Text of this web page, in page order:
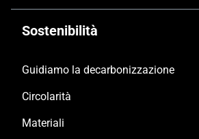
Sostenibilità
Guidiamo la decarbonizzazione
Circolarità
Materiali